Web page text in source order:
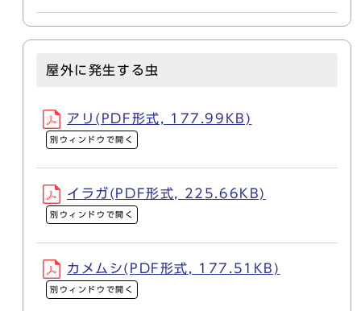
屋外に発生する虫
アリ(PDF形式, 177.99KB)
別ウィンドウで開く
イラガ(PDF形式, 225.66KB)
別ウィンドウで開く
カメムシ(PDF形式, 177.51KB)
別ウィンドウで開く